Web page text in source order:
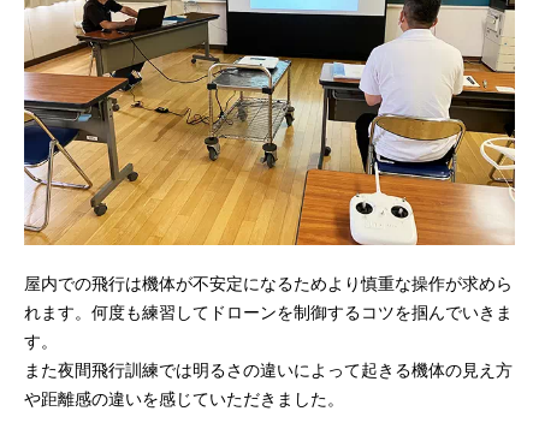
屋内での飛行は機体が不安定になるためより慎重な操作が求めら
れます。何度も練習してドローンを制御するコツを掴んでいきま
す。
また夜間飛行訓練では明るさの違いによって起きる機体の見え方
や距離感の違いを感じていただきました。